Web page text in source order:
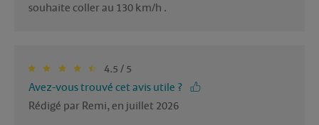
souhaite coller au 130 km/h .
4.5 / 5
Avez-vous trouvé cet avis utile ?
Rédigé par Remi, en juillet 2026